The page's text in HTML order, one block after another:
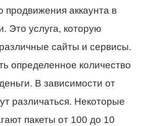
продвижения аккаунта в
Это услуга, которую
сайты и сервисы.
определенное количество
В зависимости от
различаться. Некоторые
пакеты от 100 до 10